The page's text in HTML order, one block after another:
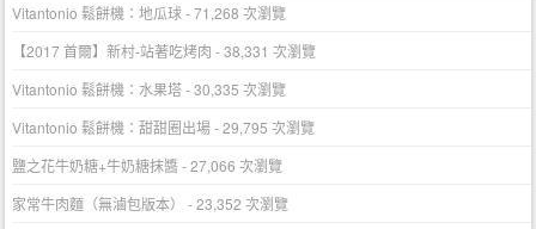
Vitantonio 鬆餅機：地瓜球- 71,268 次瀏覽
【2017 首爾】新村-站著吃烤肉 - 38,331 次瀏覽
Vitantonio 鬆餅機：水果塔- 30,335 次瀏覽
Vitantonio 鬆餅機：甜甜圈出場- 29,795 次瀏覽
鹽之花牛奶糖+牛奶糖抹醬- 27,066 次瀏覽
家常牛肉麵（無滷包版本）
- 23,352 次瀏覽